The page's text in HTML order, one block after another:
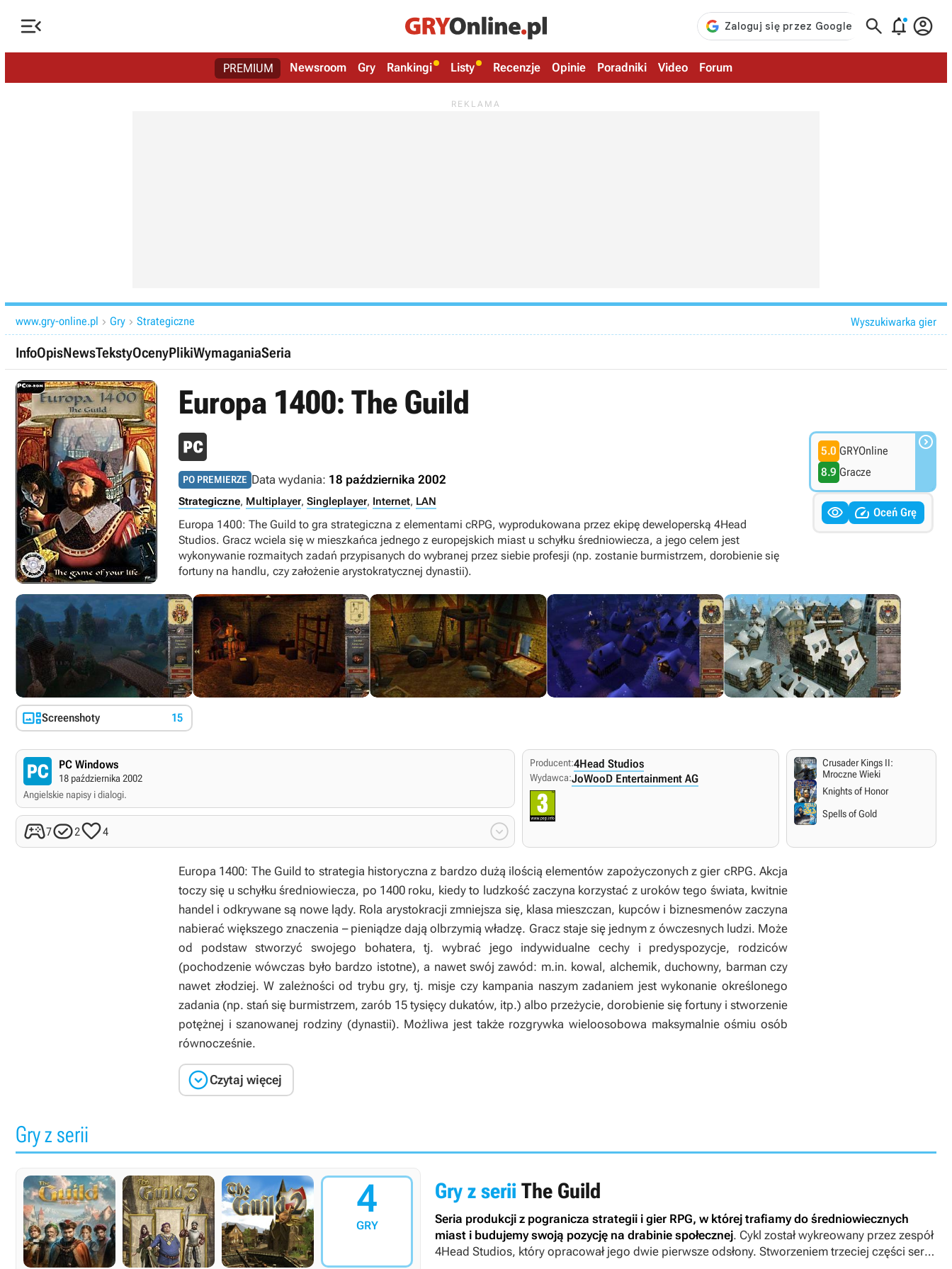
   
PREMIUM Newsroom Gry Rankingi Listy Recenzje Opinie Poradniki Video Forum
www.gry-online.pl  Gry  Strategiczne Wyszukiwarka gier
InfoOpisNewsTekstyOcenyPlikiWymaganiaSeria
Europa 1400: The Guild
PO PREMIERZE Data wydania: 18 października 2002
Strategiczne, Multiplayer, Singleplayer, Internet, LAN
Europa 1400: The Guild to gra strategiczna z elementami cRPG, wyprodukowana przez ekipę deweloperską 4Head
Studios. Gracz wciela się w mieszkańca jednego z europejskich miast u schyłku średniowiecza, a jego celem jest
wykonywanie rozmaitych zadań przypisanych do wybranej przez siebie profesji (np. zostanie burmistrzem, dorobienie się
fortuny na handlu, czy założenie arystokratycznej dynastii).
5.0 GRYOnline
8.9 Gracze

  Oceń Grę
Screenshoty 15
PC Windows
18 października 2002
Angielskie napisy i dialogi.
724 
Producent:4Head Studios
Wydawca:JoWooD Entertainment AG
Crusader Kings II:
Mroczne Wieki
Knights of Honor
Spells of Gold
Europa 1400: The Guild to strategia historyczna z bardzo dużą ilością elementów zapożyczonych z gier cRPG. Akcja
toczy się u schyłku średniowiecza, po 1400 roku, kiedy to ludzkość zaczyna korzystać z uroków tego świata, kwitnie
handel i odkrywane są nowe lądy. Rola arystokracji zmniejsza się, klasa mieszczan, kupców i biznesmenów zaczyna
nabierać większego znaczenia – pieniądze dają olbrzymią władzę. Gracz staje się jednym z ówczesnych ludzi. Może
od podstaw stworzyć swojego bohatera, tj. wybrać jego indywidualne cechy i predyspozycje, rodziców
(pochodzenie wówczas było bardzo istotne), a nawet swój zawód: m.in. kowal, alchemik, duchowny, barman czy
nawet złodziej. W zależności od trybu gry, tj. misje czy kampania naszym zadaniem jest wykonanie określonego
zadania (np. stań się burmistrzem, zarób 15 tysięcy dukatów, itp.) albo przeżycie, dorobienie się fortuny i stworzenie
potężnej i szanowanej rodziny (dynastii). Możliwa jest także rozgrywka wieloosobowa maksymalnie ośmiu osób
równocześnie.
Czytaj więcej
Gry z serii
4
GRY
Gry z serii The Guild
Seria produkcji z pogranicza strategii i gier RPG, w której trafiamy do średniowiecznych
miast i budujemy swoją pozycję na drabinie społecznej. Cykl został wykreowany przez zespół
4Head Studios, który opracował jego dwie pierwsze odsłony. Stworzeniem trzeciej części serii